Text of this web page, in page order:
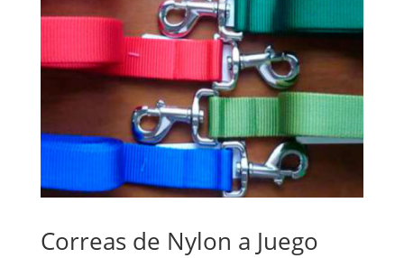
Correas de Nylon a Juego